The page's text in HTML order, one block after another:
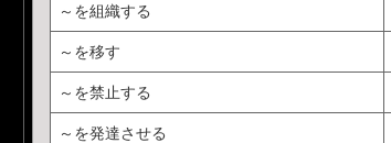
～を組織する
～を移す
～を禁止する
～を発達させる